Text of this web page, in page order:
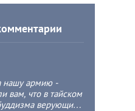
нашу армию -
вам, что в тайском
верующий